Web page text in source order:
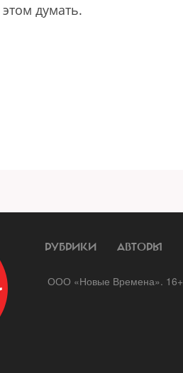
думать.
РУБРИКИ АВТОРЫ
ООО «Новые Времена». 16+